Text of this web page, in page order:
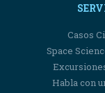
Casos
Space
Habla con